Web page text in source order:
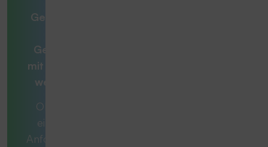
Gemeinsam zur
Gesamtlösung
mit
weiterdenken
Ob es sich um
eine konkrete
Anforderung oder